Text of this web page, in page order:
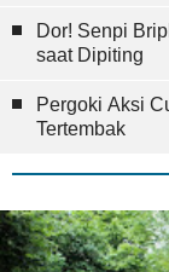
Dor! Senpi
saat Dipiting
Pergoki Aksi
Tertembak